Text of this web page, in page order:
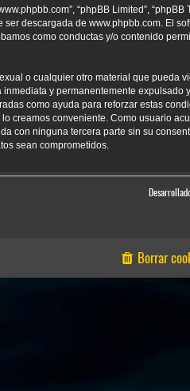
“phpBB Limited”,
ser descargada de www.phpbb.com. El
como conductas y/o contenido
o cualquier otro material que pueda
y permanentemente expulsado
como ayuda para reforzar estas
creamos conveniente. Como usuario
ninguna tercera parte sin su
sean comprometidos.
Borrar